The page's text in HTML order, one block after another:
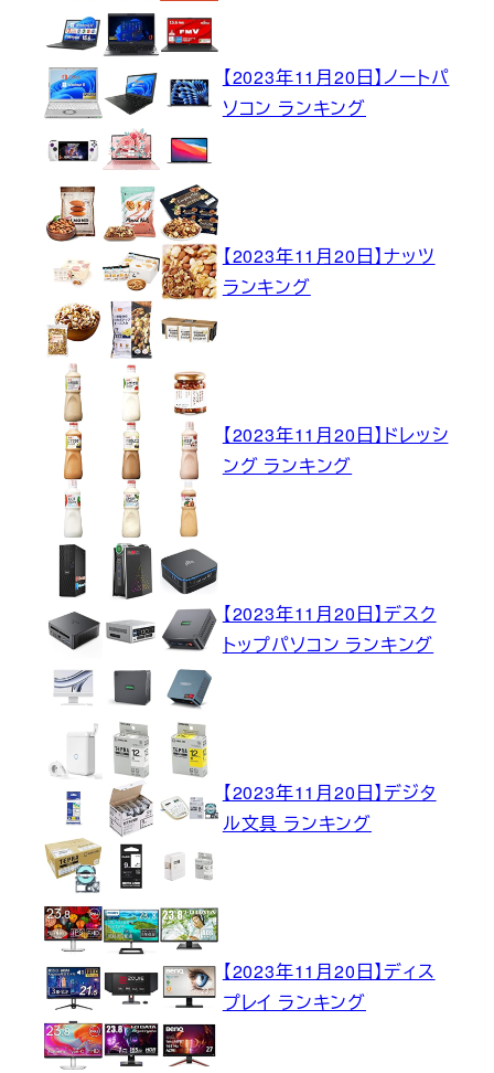
【2023年11月20日】ノートパ
ソコン ランキング
【2023年11月20日】ナッツ
ランキング
【2023年11月20日】ドレッシ
ング ランキング
【2023年11月20日】デスク
トップパソコン ランキング
【2023年11月20日】デジタ
ル文具 ランキング
【2023年11月20日】ディス
プレイ ランキング